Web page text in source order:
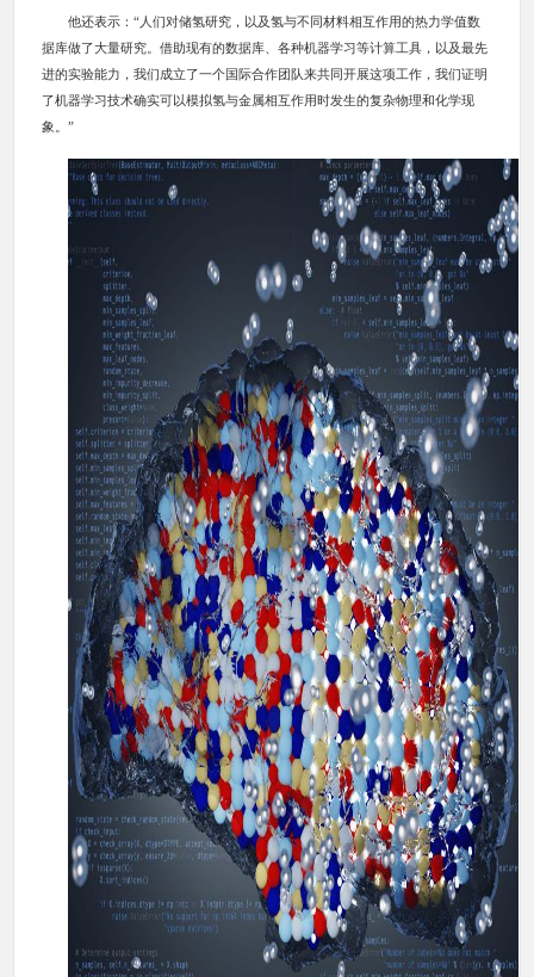
他还表示：“人们对储氢研究，以及氢与不同材料相互作用的热力学值数
据库做了大量研究。借助现有的数据库、各种机器学习等计算工具，以及最先
进的实验能力，我们成立了一个国际合作团队来共同开展这项工作，我们证明
了机器学习技术确实可以模拟氢与金属相互作用时发生的复杂物理和化学现
象。”